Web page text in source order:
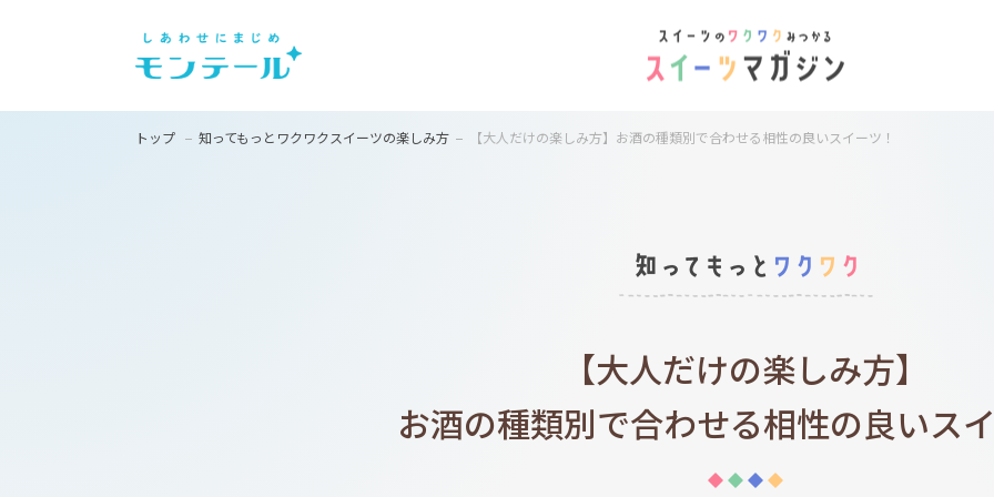
トップ 知ってもっとワクワクスイーツの楽しみ方 【大人だけの楽しみ方】お酒の種類別で合わせる相性の良いスイーツ！
【大人だけの楽しみ方】
お酒の種類別で合わせる相性の良いス